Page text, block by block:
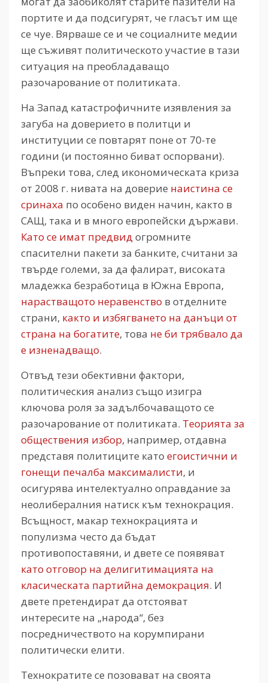
портите и да подсигурят, че гласът им ще
се чуе. Вярваше се и че социалните медии
ще съживят политическото участие в тази
ситуация на преобладаващо
разочарование от политиката.
На Запад катастрофичните изявления за
загуба на доверието в политци и
институции се повтарят поне от 70-те
години (и постоянно биват оспорвани).
Въпреки това, след икономическата криза
от 2008 г. нивата на доверие наистина се
сринаха по особено виден начин, както в
САЩ, така и в много европейски държави.
Като се имат предвидогромните
спасителни пакети за банките, считани за
твърде големи, за да фалират, високата
младежка безработица в Южна Европа,
нарастващото неравенство в отделните
страни, както и избягването на данъци от
страна на богатите, това не би трябвало да
е изненадващо.
Отвъд тези обективни фактори,
политическия анализ също изигра
ключова роля за задълбочаващото се
разочарование от политиката. Теорията за
обществения избор, например, отдавна
представя политиците като егоистични и
гонещи печалба максималисти, и
осигурява интелектуално оправдание за
неолибералния натиск към технокрация.
Всъщност, макар технокрацията и
популизма често да бъдат
противопоставяни, и двете се появяват
като отговор на делигитимацията на
класическата партийна демокрация. И
двете претендират да отстояват
интересите на „народа“, без
посредничеството на корумпирани
политически елити.
Технократите се позовават на своята